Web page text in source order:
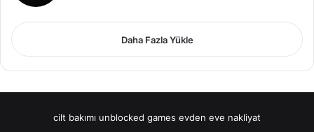
Daha Fazla Yükle
cilt bakımı unblocked games evden eve nakliyat